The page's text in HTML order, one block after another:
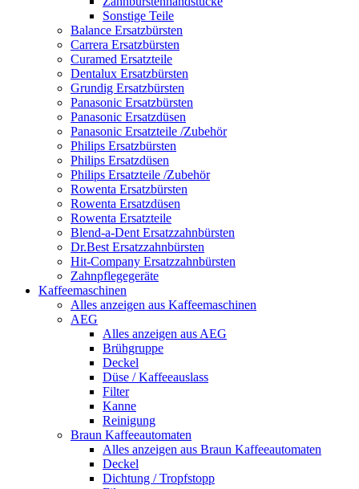
Sonstige Teile
Balance Ersatzbürsten
Carrera Ersatzbürsten
Curamed Ersatzteile
Dentalux Ersatzbürsten
Grundig Ersatzbürsten
Panasonic Ersatzbürsten
Panasonic Ersatzdüsen
Panasonic Ersatzteile /Zubehör
Philips Ersatzbürsten
Philips Ersatzdüsen
Philips Ersatzteile /Zubehör
Rowenta Ersatzbürsten
Rowenta Ersatzdüsen
Rowenta Ersatzteile
Blend-a-Dent Ersatzzahnbürsten
Dr.Best Ersatzzahnbürsten
Hit-Company Ersatzzahnbürsten
Zahnpflegegeräte
Kaffeemaschinen
Alles anzeigen aus Kaffeemaschinen
AEG
Alles anzeigen aus AEG
Brühgruppe
Deckel
Düse / Kaffeeauslass
Filter
Kanne
Reinigung
Braun Kaffeeautomaten
Alles anzeigen aus Braun Kaffeeautomaten
Deckel
Dichtung / Tropfstopp